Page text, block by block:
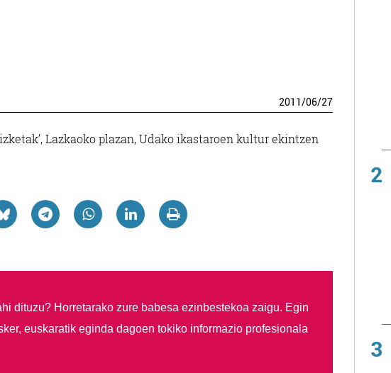
2011/06/27
Lazkaoko plazan, Udako ikastaroen kultur ekintzen
dituzu? Horretarako zure babesa ezinbestekoa zaigu. Egin
euskaratik eginda dagoen tokiko informazio profesionala
2
3